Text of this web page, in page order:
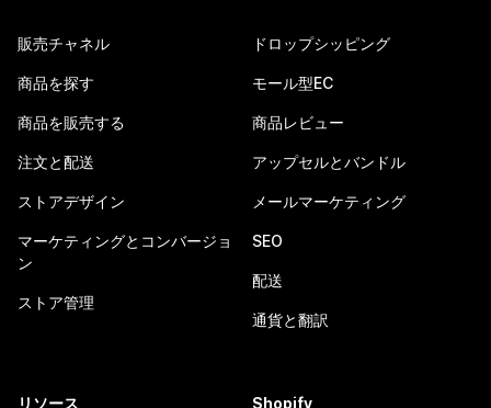
販売チャネル
商品を探す
商品を販売する
注文と配送
ストアデザイン
マーケティングとコンバージョ
ン
ストア管理
ドロップシッピング
モール型EC
商品レビュー
アップセルとバンドル
メールマーケティング
SEO
配送
通貨と翻訳
リソース Shopify